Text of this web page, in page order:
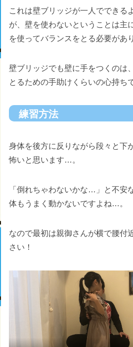
これは壁ブリッジが一人でできる
が、壁を使わないということは主
を使ってバランスをとる必要があ
壁ブリッジでも壁に手をつくのは
とるための手助けくらいの心持ち
練習方法
身体を後方に反りながら段々と下
怖いと思います…。
「倒れちゃわないかな…」と不安
体もうまく動かないですよね…。
なので最初は親御さんが横で腰付
さい！